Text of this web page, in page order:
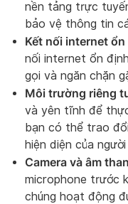
nền tảng trực
bảo vệ thông tin
Kết nối internet
nối internet ổn
gọi và ngăn chặn
Môi trường riêng
và yên tĩnh để
bạn có thể trao
hiện diện của
Camera và âm
microphone trước
chúng hoạt động